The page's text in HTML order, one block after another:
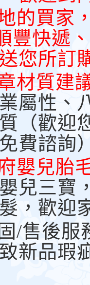
的買家
豐快遞
您所訂
材質建
屬性、
（歡迎
費諮詢
嬰兒胎
兒三寶
，歡迎
/售後服
新品瑕